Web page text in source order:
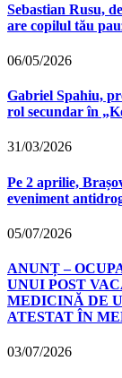
Sebastian Rusu,
are copilul tău
06/05/2026
Gabriel Spahiu,
rol secundar în
31/03/2026
Pe 2 aprilie,
eveniment
05/07/2026
ANUNȚ –
UNUI POST
MEDICINĂ DE
ATESTAT ÎN
03/07/2026